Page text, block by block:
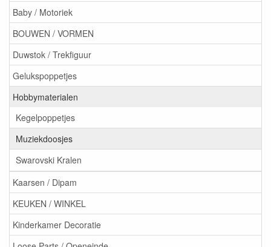
Baby / Motoriek
BOUWEN / VORMEN
Duwstok / Trekfiguur
Gelukspoppetjes
Hobbymaterialen
Kegelpoppetjes
Muziekdoosjes
Swarovski Kralen
Kaarsen / Dipam
KEUKEN / WINKEL
Kinderkamer Decoratie